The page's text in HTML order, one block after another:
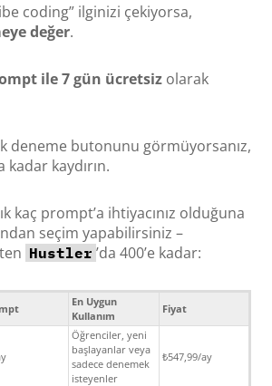
coding” ilginizi çekiyorsa,
değer.
ile 7 gün ücretsiz olarak
deneme butonunu görmüyorsanız,
kadar kaydırın.
kaç prompt’a ihtiyacınız olduğuna
seçim yapabilirsiniz –
Hustler ’da 400’e kadar:
En Uygun
Kullanım
Fiyat
Öğrenciler, yeni
başlayanlar veya
sadece denemek
isteyenler
₺547,99/ay